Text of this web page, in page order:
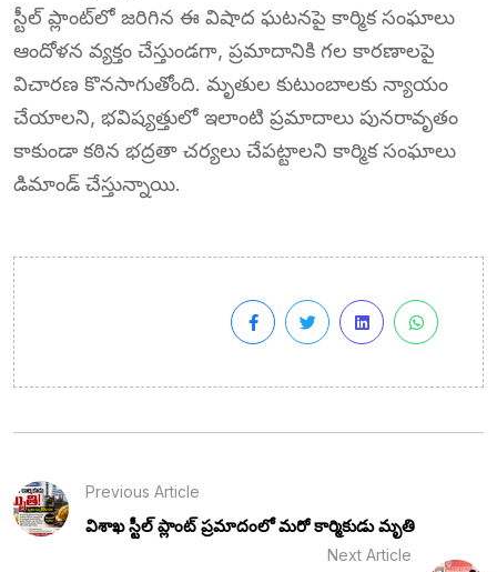
స్టీల్ ప్లాంట్‌లో జరిగిన ఈ విషాద ఘటనపై కార్మిక సంఘాలు
ఆందోళన వ్యక్తం చేస్తుండగా, ప్రమాదానికి గల కారణాలపై
విచారణ కొనసాగుతోంది. మృతుల కుటుంబాలకు న్యాయం
చేయాలని, భవిష్యత్తులో ఇలాంటి ప్రమాదాలు పునరావృతం
కాకుండా కఠిన భద్రతా చర్యలు చేపట్టాలని కార్మిక సంఘాలు
డిమాండ్ చేస్తున్నాయి.
Previous Article
విశాఖ స్టీల్ ప్లాంట్ ప్రమాదంలో మరో కార్మికుడు మృతి
Next Article